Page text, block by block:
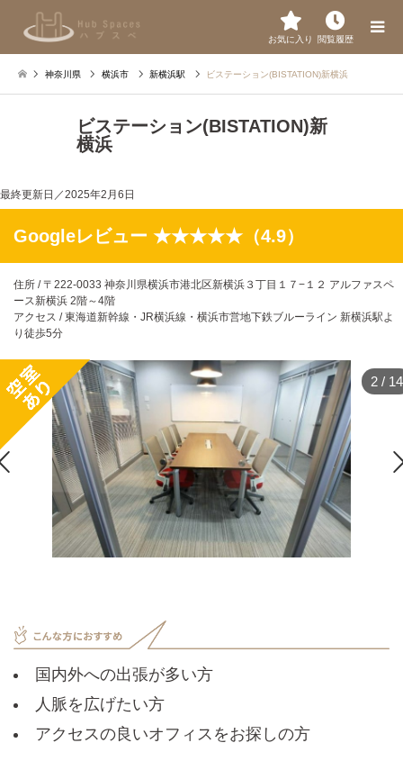
お気に入り 閲覧履歴
神奈川県 横浜市 新横浜駅 ビステーション(BISTATION)新横浜
ビステーション(BISTATION)新
横浜
最終更新日／2025年2月6日
Googleレビュー ★★★★★（4.9）
住所 / 〒222-0033 神奈川県横浜市港北区新横浜３丁目１７−１２ アルファスペ
ース新横浜 2階～4階
アクセス / 東海道新幹線・JR横浜線・横浜市営地下鉄ブルーライン 新横浜駅よ
り徒歩5分
2 / 14
国内外への出張が多い方
人脈を広げたい方
アクセスの良いオフィスをお探しの方